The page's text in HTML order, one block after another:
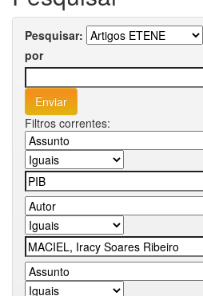
Pesquisar:
por
Filtros correntes: